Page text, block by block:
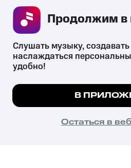
СКАЧАТЬ
психотропных веществ, их
их незаконный оборот запрещён и
законодательством ответственность.
© 2026 ООО «КИОН».
Все права защищены
Мы используем куки, чтобы
Подробнее
ПОНЯТНО
Слушать музыку,
наслаждаться
удобно!
В
Остаться в